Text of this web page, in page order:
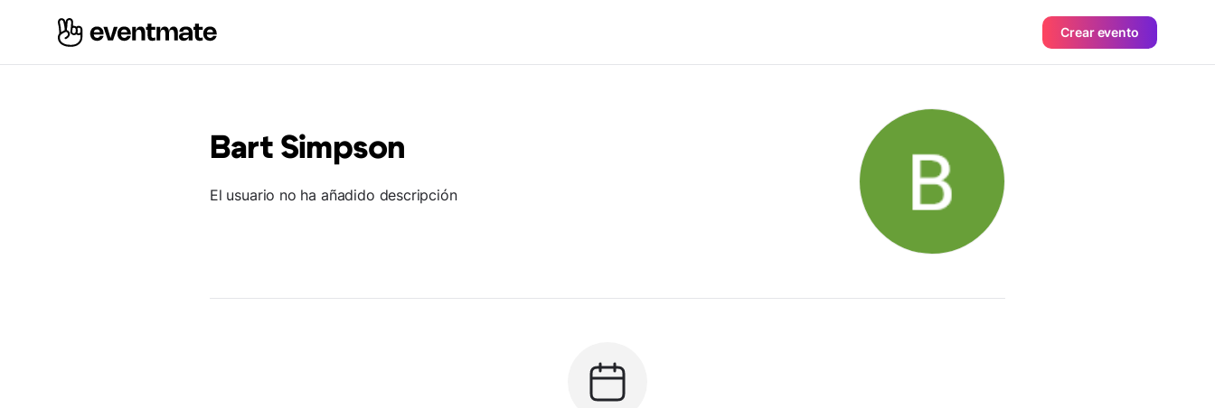
Crear evento
Bart Simpson
El usuario no ha añadido descripción